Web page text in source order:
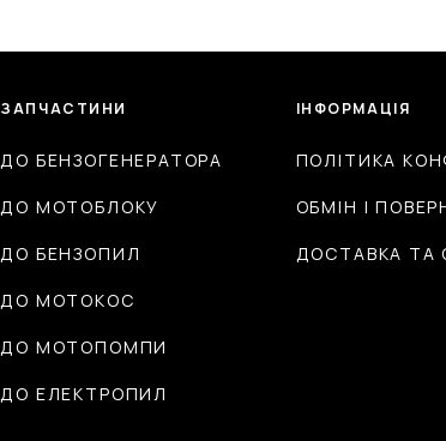
ЗАПЧАСТИНИ
ДО БЕНЗОГЕНЕРАТОРА
ДО МОТОБЛОКУ
ДО БЕНЗОПИЛ
ДО МОТОКОС
ДО МОТОПОМПИ
ДО ЕЛЕКТРОПИЛ
ІНФОРМАЦІЯ
ПОЛІТИКА
ОБМІН І
ДОСТАВКА ТА